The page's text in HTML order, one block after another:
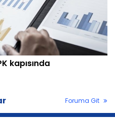
kapısında
Foruma Git